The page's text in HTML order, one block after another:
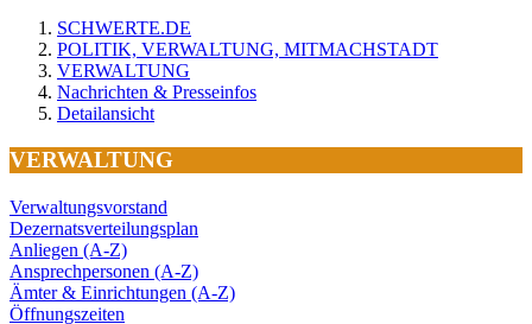
SCHWERTE.DE
POLITIK, VERWALTUNG, MITMACHSTADT
VERWALTUNG
Nachrichten & Presseinfos
Detailansicht
VERWALTUNG
Verwaltungsvorstand
Dezernatsverteilungsplan
Anliegen (A-Z)
Ansprechpersonen (A-Z)
Ämter & Einrichtungen (A-Z)
Öffnungszeiten